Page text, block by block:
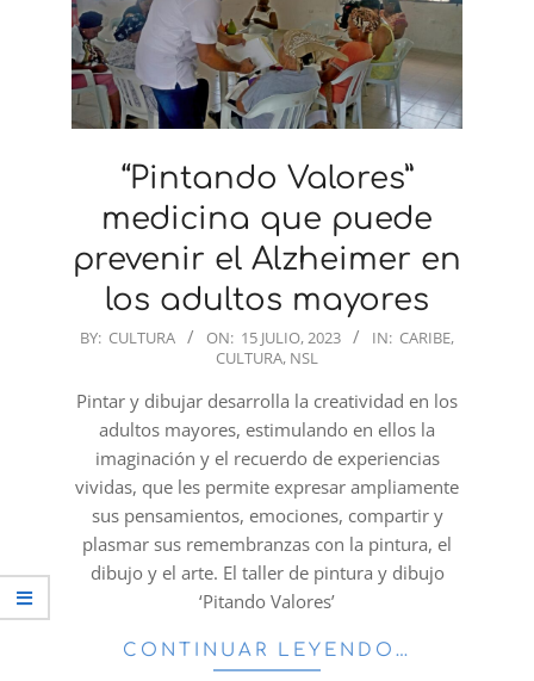
“Pintando Valores”
medicina que puede
prevenir el Alzheimer en
los adultos mayores
2023-
15
BY: CULTURA ON: 15 JULIO, 2023 IN: CARIBE,
CULTURA, NSL
Pintar y dibujar desarrolla la creatividad en los
adultos mayores, estimulando en ellos la
imaginación y el recuerdo de experiencias
vividas, que les permite expresar ampliamente
sus pensamientos, emociones, compartir y
plasmar sus remembranzas con la pintura, el
dibujo y el arte. El taller de pintura y dibujo
‘Pitando Valores’
CONTINUAR LEYENDO…